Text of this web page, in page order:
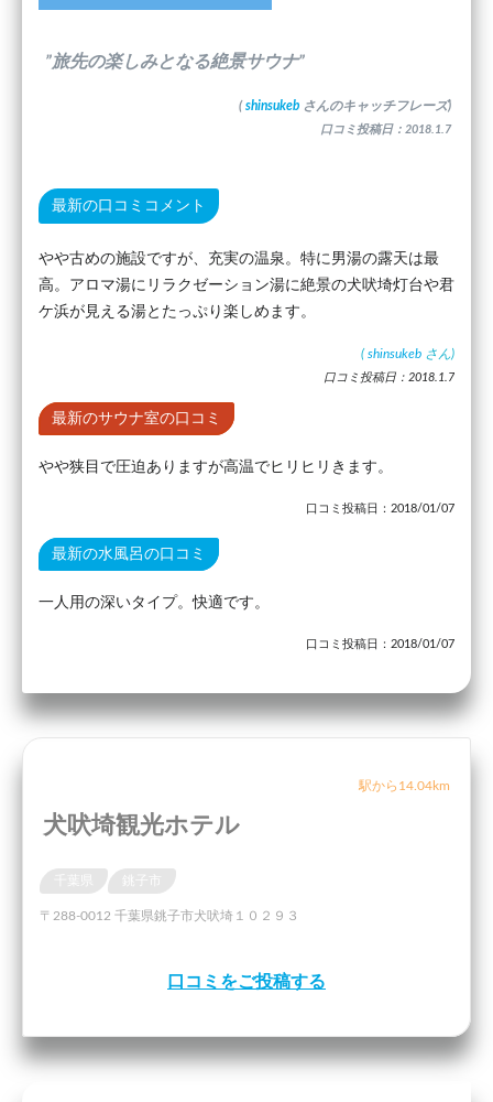
”旅先の楽しみとなる絶景サウナ”
( shinsukeb さんのキャッチフレーズ)
口コミ投稿日：2018.1.7
最新の口コミコメント
やや古めの施設ですが、充実の温泉。特に男湯の露天は最
高。アロマ湯にリラクゼーション湯に絶景の犬吠埼灯台や君
ケ浜が見える湯とたっぷり楽しめます。
( shinsukeb さん)
口コミ投稿日：2018.1.7
最新のサウナ室の口コミ
やや狭目で圧迫ありますが高温でヒリヒリきます。
口コミ投稿日：2018/01/07
最新の水風呂の口コミ
一人用の深いタイプ。快適です。
口コミ投稿日：2018/01/07
駅から14.04km
犬吠埼観光ホテル
千葉県 銚子市
〒288-0012 千葉県銚子市犬吠埼１０２９３
口コミをご投稿する